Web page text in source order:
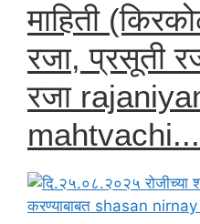
माहिती
रजा, प्रसूती
रजा
mahtvachi...